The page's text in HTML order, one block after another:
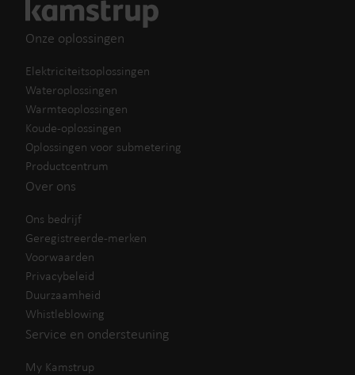
Onze oplossingen
Elektriciteitsoplossingen
Wateroplossingen
Warmteoplossingen
Koude-oplossingen
Oplossingen voor submetering
Productcentrum
Over ons
Ons bedrijf
Geregistreerde-merken
Voorwaarden
Privacybeleid
Duurzaamheid
Whistleblowing
Service en ondersteuning
My Kamstrup